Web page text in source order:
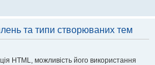
та типи створюваних тем
HTML, можливість його використання